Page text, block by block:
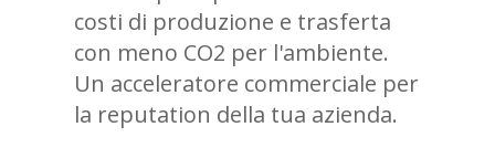
costi di produzione e trasferta
con meno CO2 per l'ambiente.
Un acceleratore commerciale per
la reputation della tua azienda.